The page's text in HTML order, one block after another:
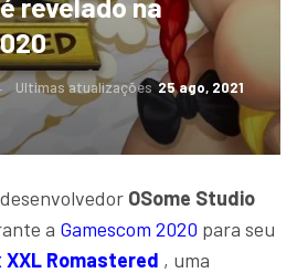
revelado na
Ultimas atualizações 25 ago, 2021
OSome Studio
a Gamescom 2020 para seu
Romastered , uma